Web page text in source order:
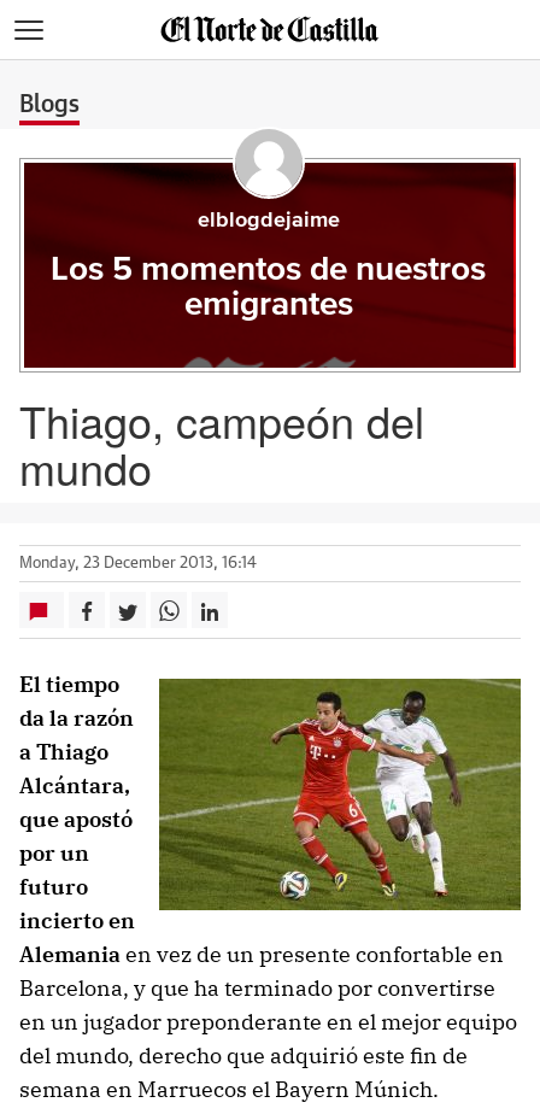
Blogs
elblogdejaime
Los 5 momentos de nuestros
emigrantes
Thiago, campeón del
mundo
Monday, 23 December 2013, 16:14
El tiempo
da la razón
a Thiago
Alcántara,
que apostó
por un
futuro
incierto en
Alemaniaen vez de un presente confortable en
Barcelona, y que ha terminado por convertirse
en un jugador preponderante en el mejor equipo
del mundo, derecho que adquirió este fin de
semana en Marruecos el Bayern Múnich.